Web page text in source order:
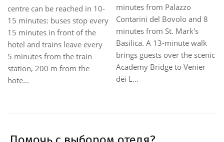
8
station (jesolo - san dona' di
piave). 5 minute walk to the
nearest bus stop. 1 km to the
nearest fair site (palazzo del
turismo). Close to the beach.
The hotel is located on th...
travellers. Set directly
renowned Lista di
this 18th-century
palace converted into a
boutique establishment
allows travellers ease of